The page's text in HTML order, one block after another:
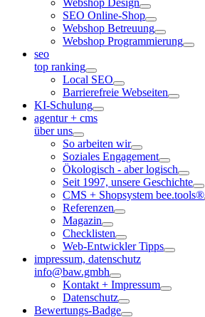
Webshop Design
SEO Online-Shop
Webshop Betreuung
Webshop Programmierung
seo
top ranking
Local SEO
Barrierefreie Webseiten
KI-Schulung
agentur + cms
über uns
So arbeiten wir
Soziales Engagement
Ökologisch - aber logisch
Seit 1997, unsere Geschichte
CMS + Shopsystem bee.tools®
Referenzen
Magazin
Checklisten
Web-Entwickler Tipps
impressum, datenschutz
info@baw.gmbh
Kontakt + Impressum
Datenschutz
Bewertungs-Badge